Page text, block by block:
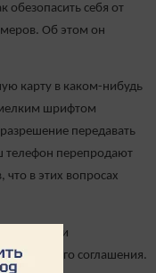
обезопасить себя от
Об этом он
карту в каком-нибудь
мелким шрифтом
передавать
телефон перепродают
в этих вопросах
соглашения.